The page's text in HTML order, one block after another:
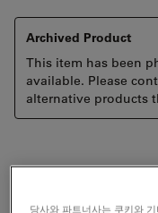
Archived Product
This item has been
available. Please
alternative products
당사와 파트너사는 쿠키와